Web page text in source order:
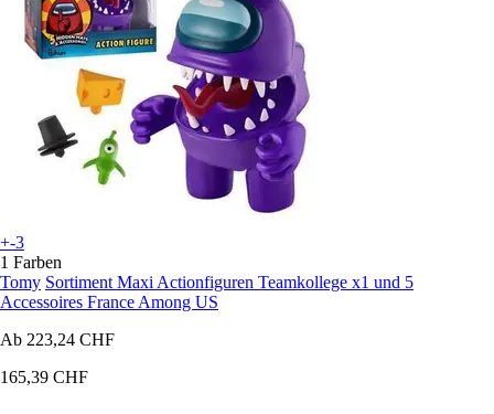
+-3
1 Farben
Tomy Sortiment Maxi Actionfiguren Teamkollege x1 und 5
Accessoires France Among US
Ab 223,24 CHF
165,39 CHF